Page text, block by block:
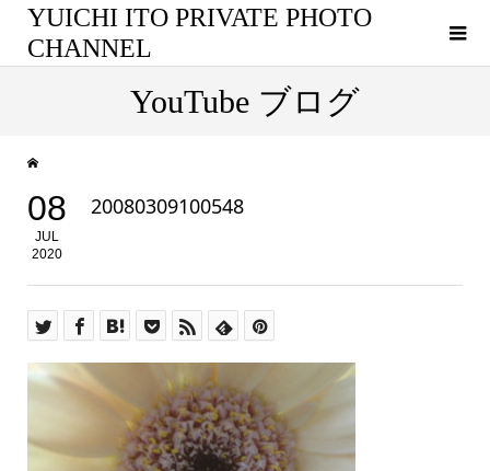
YUICHI ITO PRIVATE PHOTO
CHANNEL
YouTube ブログ
08
JUL
2020
20080309100548